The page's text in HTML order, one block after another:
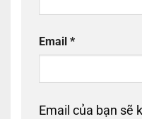
Email *
Email của bạn sẽ